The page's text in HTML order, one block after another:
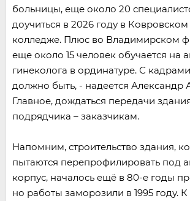
больницы, еще около 20
доучиться в 2026 году в
колледже. Плюс во Владимирском
еще около 15 человек обучается на
гинеколога в ординатуре. С
должно быть, - надеется Александр
Главное, дождаться передачи
подрядчика – заказчикам.
Напомним, строительство здания,
пытаются перепрофилировать под
корпус, началось ещё в 80-е годы
но работы заморозили в 1995 году.